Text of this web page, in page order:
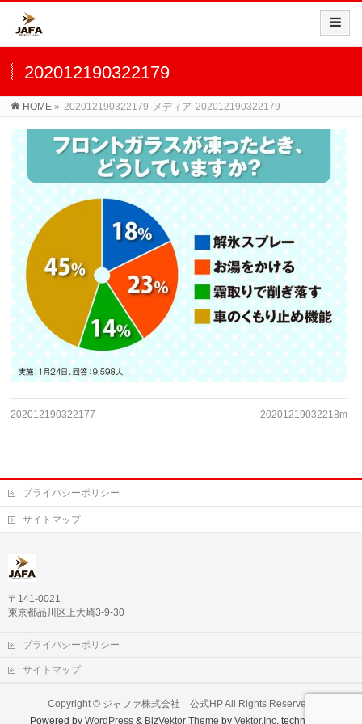
202012190322179
HOME » 202012190322179 メディア 202012190322179
202012190322177 20201219032218m
プライバシーポリシー
サイトマップ
〒141-0021
東京都品川区上大崎3-9-30
プライバシーポリシー
サイトマップ
Copyright © ジャファ株式会社 公式HPAll Rights Reserved.
Powered byWordPress & BizVektor Theme byVektor,Inc. technology.